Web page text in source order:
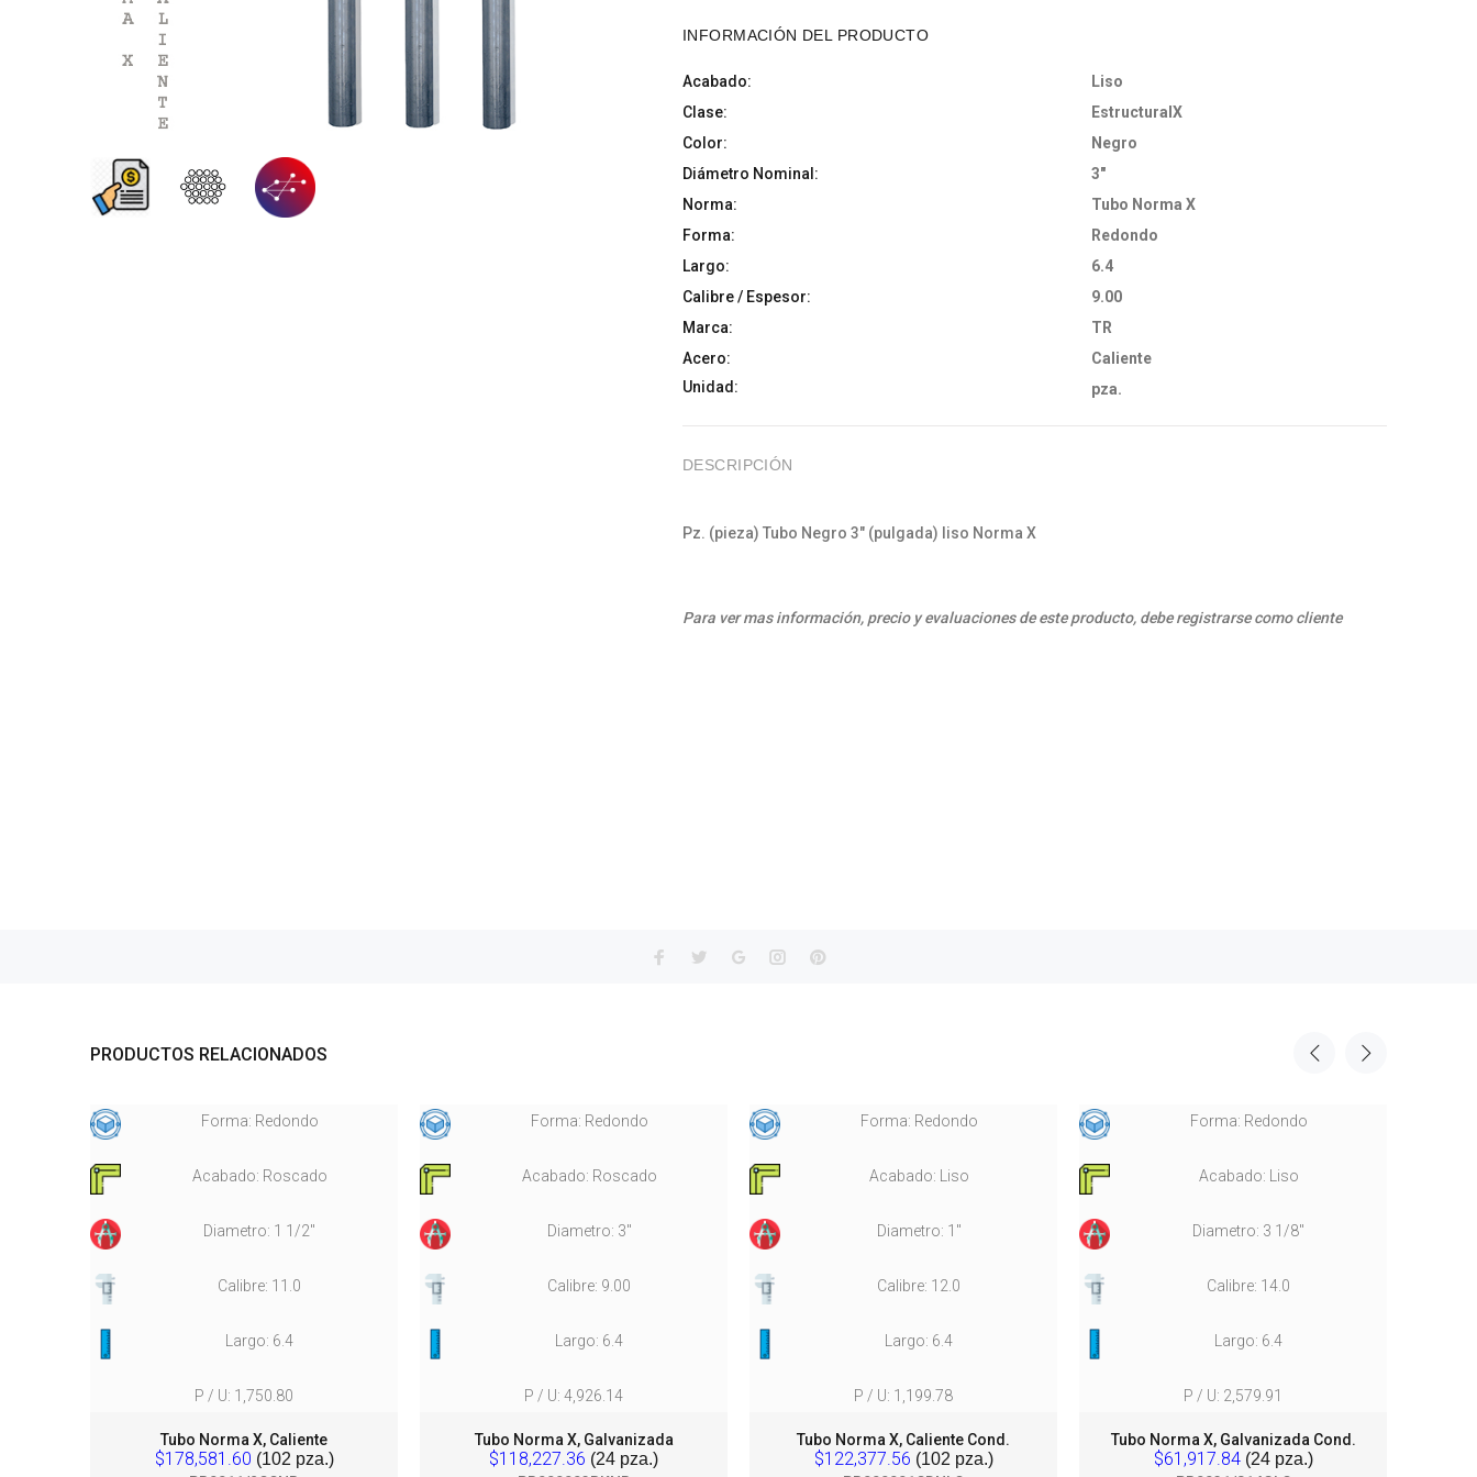
INFORMACIÓN DEL PRODUCTO
Acabado:
Liso
Clase:
EstructuralX
Color:
Negro
Diámetro Nominal:
3"
Norma:
Tubo Norma X
Forma:
Redondo
Largo:
6.4
Calibre / Espesor:
9.00
Marca:
TR
Acero:
Caliente
Unidad:
pza.
DESCRIPCIÓN
Pz. (pieza) Tubo Negro 3" (pulgada) liso Norma X
Para ver mas información, precio y evaluaciones de este producto, debe registrarse como cliente
PRODUCTOS RELACIONADOS
Forma: Redondo
Acabado: Roscado
Diametro: 1 1/2"
Calibre: 11.0
Largo: 6.4
P / U: 1,750.80
Tubo Norma X, Caliente
$178,581.60 (102 pza.)
Forma: Redondo
Acabado: Roscado
Diametro: 3"
Calibre: 9.00
Largo: 6.4
P / U: 4,926.14
Tubo Norma X, Galvanizada
$118,227.36 (24 pza.)
Forma: Redondo
Acabado: Liso
Diametro: 1"
Calibre: 12.0
Largo: 6.4
P / U: 1,199.78
Tubo Norma X, Caliente Cond.
$122,377.56 (102 pza.)
Forma: Redondo
Acabado: Liso
Diametro: 3 1/8"
Calibre: 14.0
Largo: 6.4
P / U: 2,579.91
Tubo Norma X, Galvanizada Cond.
$61,917.84(24 pza.)